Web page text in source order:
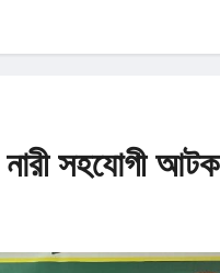
নারী সহযোগী আটক